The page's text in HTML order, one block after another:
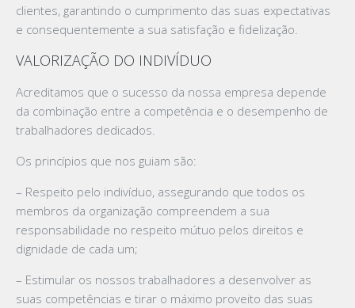
clientes, garantindo o cumprimento das suas expectativas
e consequentemente a sua satisfação e fidelização.
VALORIZAÇÃO DO INDIVÍDUO
Acreditamos que o sucesso da nossa empresa depende
da combinação entre a competência e o desempenho de
trabalhadores dedicados.
Os princípios que nos guiam são:
– Respeito pelo indivíduo, assegurando que todos os
membros da organização compreendem a sua
responsabilidade no respeito mútuo pelos direitos e
dignidade de cada um;
– Estimular os nossos trabalhadores a desenvolver as
suas competências e tirar o máximo proveito das suas